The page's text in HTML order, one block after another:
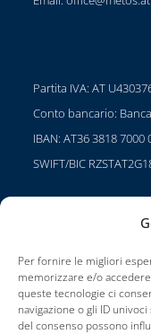
Per fornire le migliori
memorizzare e/o
queste tecnologie ci
navigazione o gli ID
del consenso possono
Partita IVA: AT
Conto bancario:
IBAN: AT36 3818 7000
SWIFT/BIC
Carriera
Condizioni di utilizzo
Impressionante